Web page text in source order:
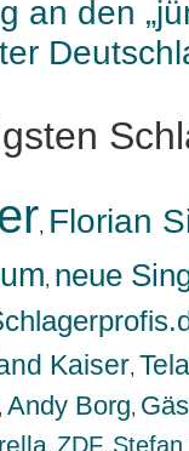
an den
, Florian
, neue
Kaiser,
, Andy Borg,
, ZDF,